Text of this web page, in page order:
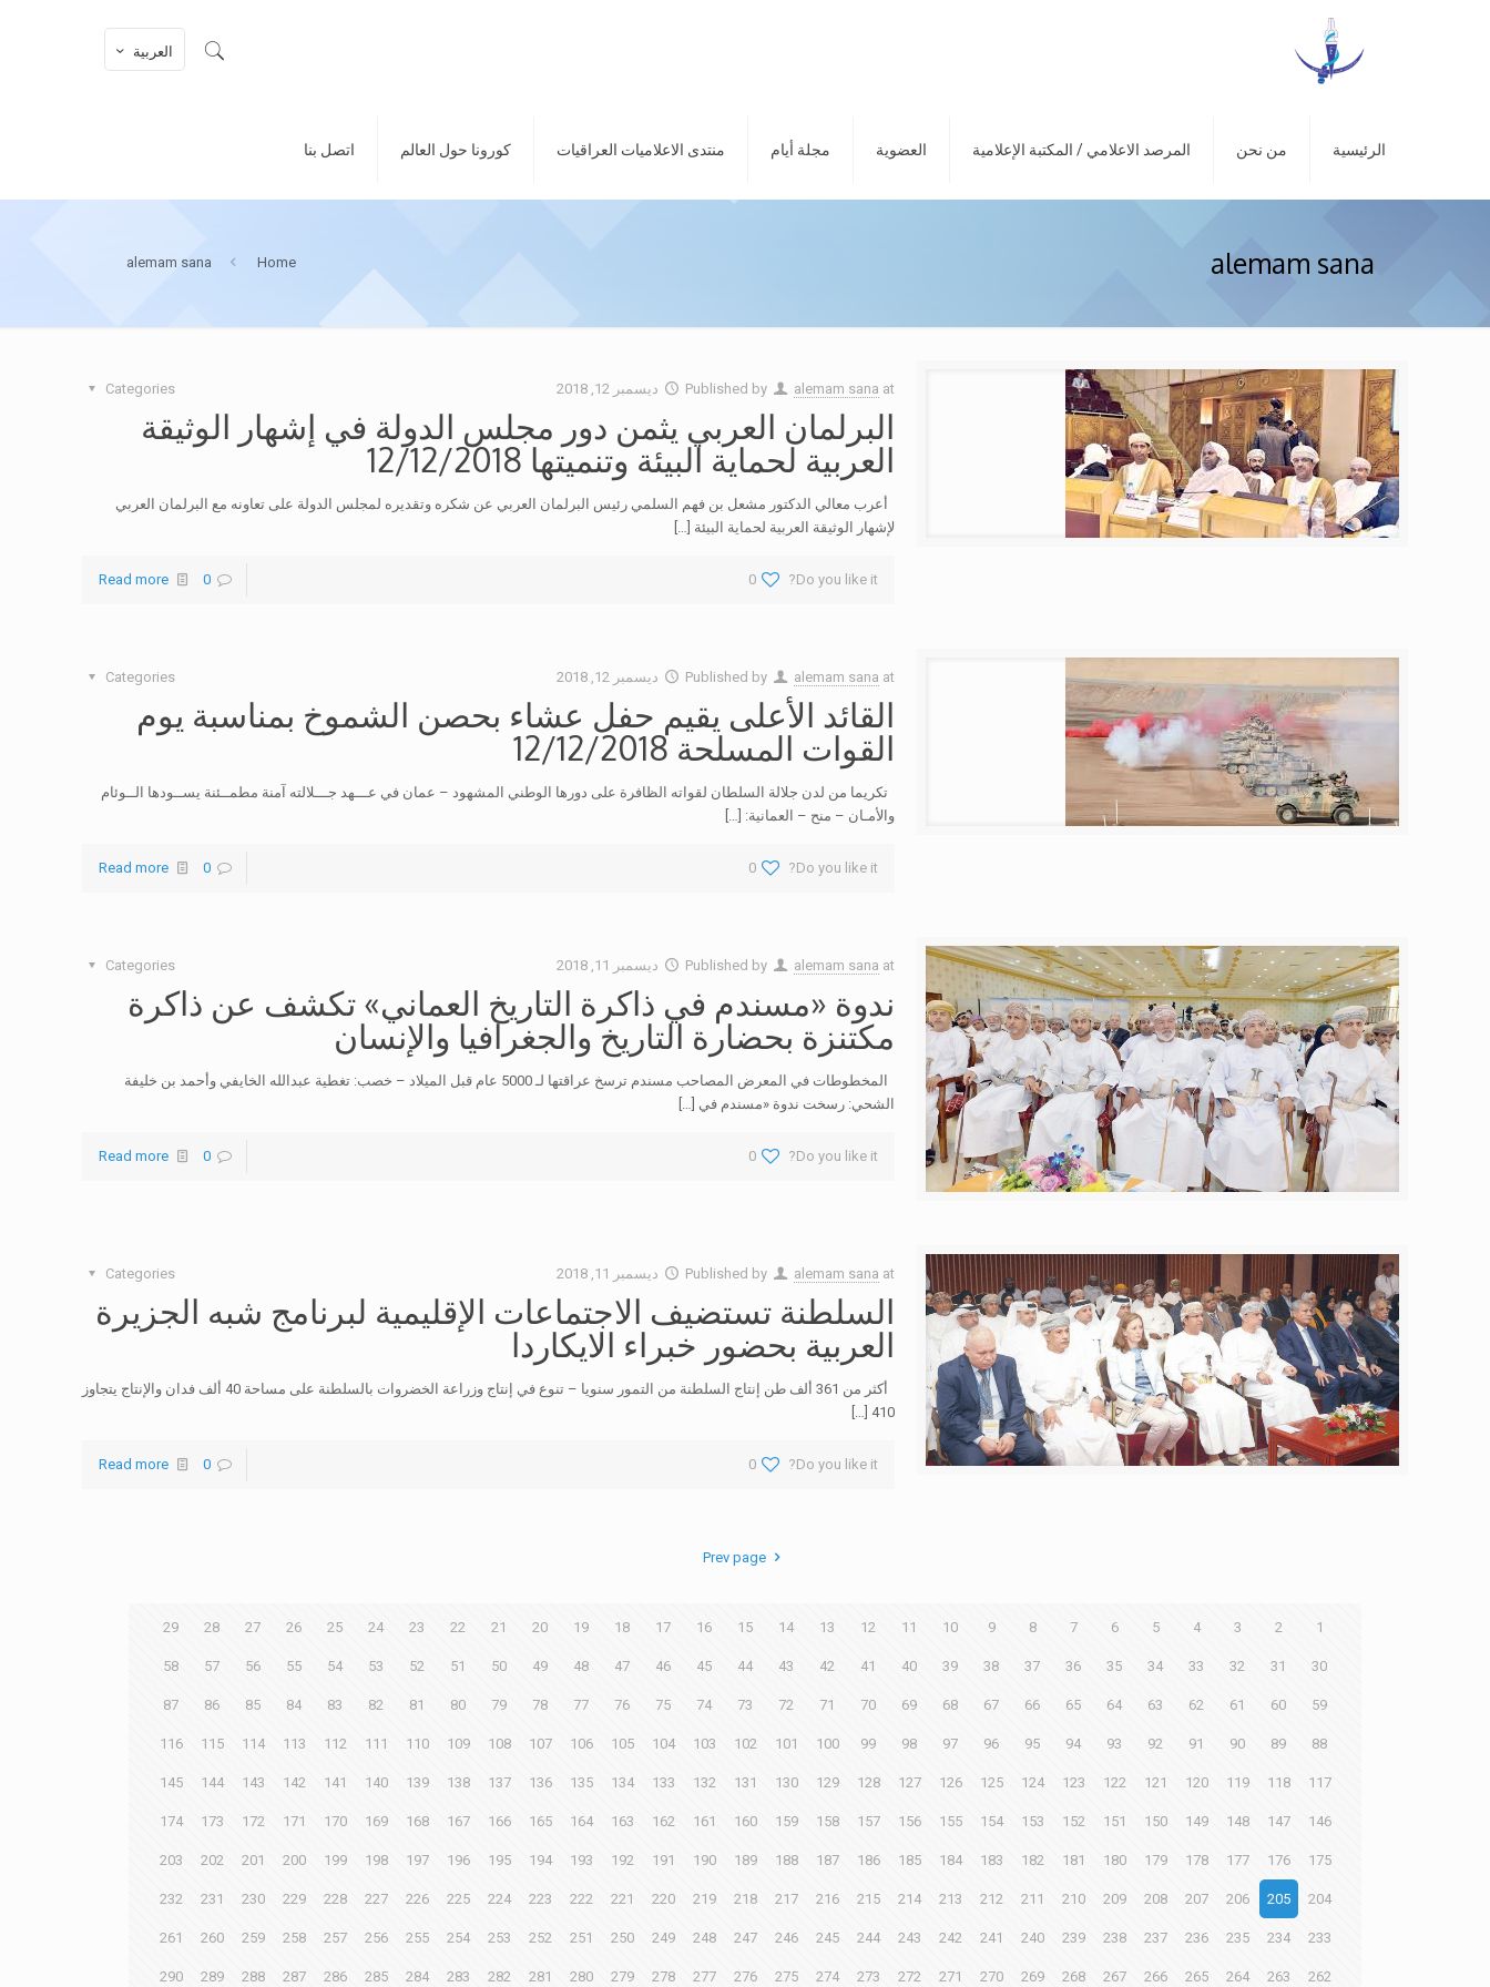
الرئيسية من نحن المرصد الاعلامي / المكتبة الإعلامية العضوية مجلة أيام منتدى الاعلاميات العراقيات كورونا حول العالم اتصل بنا
العربية
alemam sana
Home
alemam sana
Published by alemam sana at ديسمبر 12, 2018 Categories
البرلمان العربي يثمن دور مجلس الدولة في إشهار الوثيقة
العربية لحماية البيئة وتنميتها 12/12/2018
أعرب معالي الدكتور مشعل بن فهم السلمي رئيس البرلمان العربي عن شكره وتقديره لمجلس الدولة على تعاونه مع البرلمان العربي
لإشهار الوثيقة العربية لحماية البيئة […]
Do you like it?
0
0
Read more
Published by alemam sana at ديسمبر 12, 2018 Categories
القائد الأعلى يقيم حفل عشاء بحصن الشموخ بمناسبة يوم
القوات المسلحة 12/12/2018
تكريما من لدن جلالة السلطان لقواته الظافرة على دورها الوطني المشهود – عمان في عـــهد جـــلالته آمنة مطمــئنة يســودها الــوئام
والأمـان – منح – العمانية: […]
Do you like it?
0
0
Read more
Published by alemam sana at ديسمبر 11, 2018 Categories
ندوة «مسندم في ذاكرة التاريخ العماني» تكشف عن ذاكرة
مكتنزة بحضارة التاريخ والجغرافيا والإنسان
المخطوطات في المعرض المصاحب مسندم ترسخ عراقتها لـ 5000 عام قبل الميلاد – خصب: تغطية عبدالله الخايفي وأحمد بن خليفة
الشحي: رسخت ندوة «مسندم في […]
Do you like it?
0
0
Read more
Published by alemam sana at ديسمبر 11, 2018 Categories
السلطنة تستضيف الاجتماعات الإقليمية لبرنامج شبه الجزيرة
العربية بحضور خبراء الايكاردا
أكثر من 361 ألف طن إنتاج السلطنة من التمور سنويا – تنوع في إنتاج وزراعة الخضروات بالسلطنة على مساحة 40 ألف فدان والإنتاج يتجاوز
410
[…]
Do you like it?
0
0
Read more
Prev page
1
2
3
4
5
6
7
8
9
10
11
12
13
14
15
16
17
18
19
20
21
22
23
24
25
26
27
28
29
30
31
32
33
34
35
36
37
38
39
40
41
42
43
44
45
46
47
48
49
50
51
52
53
54
55
56
57
58
59
60
61
62
63
64
65
66
67
68
69
70
71
72
73
74
75
76
77
78
79
80
81
82
83
84
85
86
87
88
89
90
91
92
93
94
95
96
97
98
99
100
101
102
103
104
105
106
107
108
109
110
111
112
113
114
115
116
117
118
119
120
121
122
123
124
125
126
127
128
129
130
131
132
133
134
135
136
137
138
139
140
141
142
143
144
145
146
147
148
149
150
151
152
153
154
155
156
157
158
159
160
161
162
163
164
165
166
167
168
169
170
171
172
173
174
175
176
177
178
179
180
181
182
183
184
185
186
187
188
189
190
191
192
193
194
195
196
197
198
199
200
201
202
203
204
205
206
207
208
209
210
211
212
213
214
215
216
217
218
219
220
221
222
223
224
225
226
227
228
229
230
231
232
233
234
235
236
237
238
239
240
241
242
243
244
245
246
247
248
249
250
251
252
253
254
255
256
257
258
259
260
261
262
263
264
265
266
267
268
269
270
271
272
273
274
275
276
277
278
279
280
281
282
283
284
285
286
287
288
289
290